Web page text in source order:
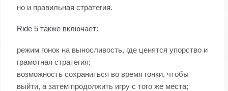
но и правильная стратегия.
Ride 5 также включает:
режим гонок на выносливость, где ценятся упорство и
грамотная стратегия;
возможность сохраниться во время гонки, чтобы
выйти, а затем продолжить игру с того же места;